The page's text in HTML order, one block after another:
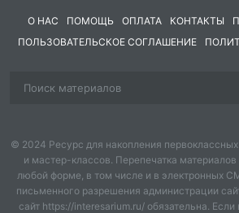
О НАС ПОМОЩЬ ОПЛАТА КОНТАКТЫ
ПОЛЬЗОВАТЕЛЬСКОЕ СОГЛАШЕНИЕ
© 2024 Ресурс для накопления
и мастер-классов. Перепечатка материалов
любой форме, в том числе и в электронных
письменного разрешения администрации
сайт https://interesarium.ru/ обязательна.